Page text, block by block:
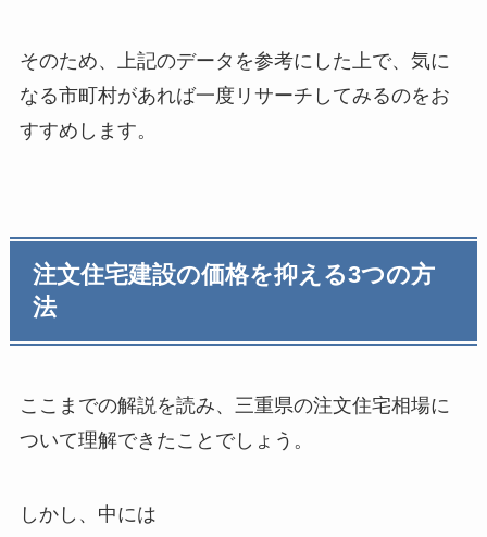
そのため、上記のデータを参考にした上で、気に
なる市町村があれば一度リサーチしてみるのをお
すすめします。
注文住宅建設の価格を抑える3つの方
法
ここまでの解説を読み、三重県の注文住宅相場に
ついて理解できたことでしょう。
しかし、中には